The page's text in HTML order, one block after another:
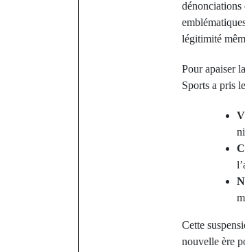
dénonciations
légitimité
Pour apaiser
Sports a pris
Cette
nouvelle ère